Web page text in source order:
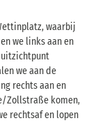
waarbij
we links aan en
we aan de
rechts aan en
Zollstraße komen,
rechtsaf en lopen